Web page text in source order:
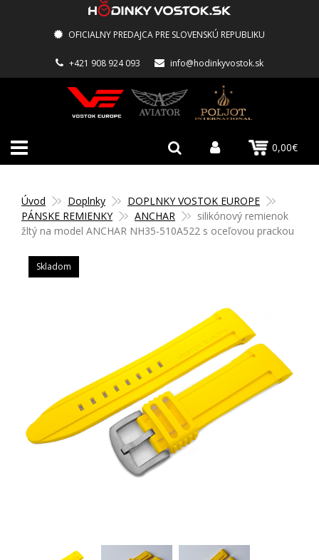
OFICIALNY PREDAJCA PRE SLOVENSKÚ REPUBLIKU
+421 908 924 093 info@hodinkyvostok.sk
0,00€
Úvod Doplnky
DOPLNKY VOSTOK EUROPE
PÁNSKE REMIENKY
ANCHAR
silikónový remienok
žltý na model ANCHAR NH35-510A522 s oceľovou prackou
Skladom